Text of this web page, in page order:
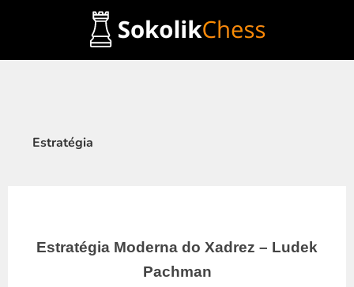
Estratégia
Estratégia Moderna do Xadrez – Ludek
Pachman